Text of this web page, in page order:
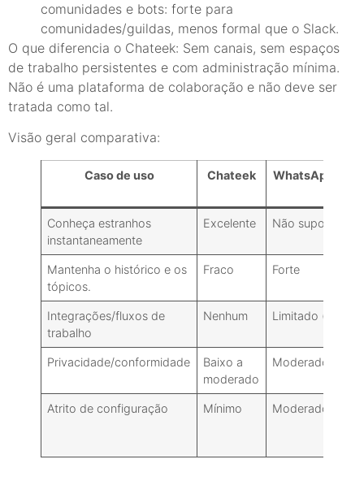
comunidades e bots: forte para
comunidades/guildas, menos formal que o Slack.
O que diferencia o Chateek: Sem canais, sem espaços
de trabalho persistentes e com administração mínima.
Não é uma plataforma de colaboração e não deve ser
tratada como tal.
Visão geral comparativa:
Caso de uso Chateek WhatsApp/
Conheça estranhos
instantaneamente
Excelente Não suportado
Mantenha o histórico e os
tópicos.
Fraco Forte
Integrações/fluxos de
trabalho
Nenhum Limitado
Privacidade/conformidade
Baixo a
moderado
Moderado a
Atrito de configuração Mínimo Moderado